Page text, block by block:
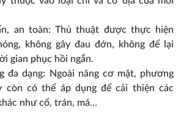
an toàn: Thủ thuật được thực hiện
không gây đau đớn, không để lại
gian phục hồi ngắn.
đa dạng: Ngoài nâng cơ mặt, phương
còn có thể áp dụng để cải thiện các
như cổ, trán, má…